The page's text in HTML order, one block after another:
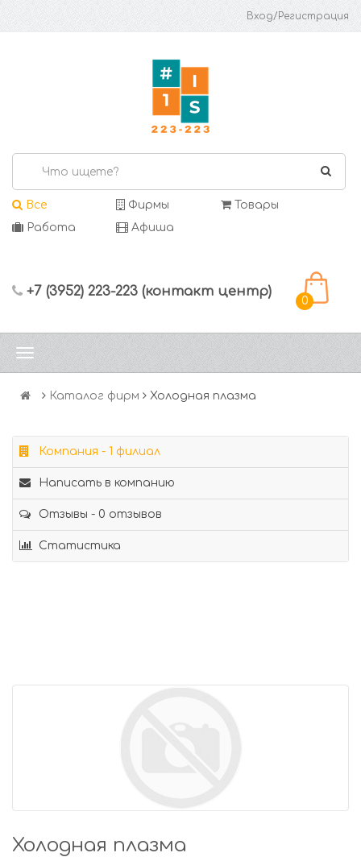
Вход/Регистрация
Все Фирмы
Товары
Работа
Афиша
+7 (3952) 223-223 (контакт центр)
0
Каталог фирм Холодная плазма
Компания - 1 филиал
Написать в компанию
Отзывы - 0 отзывов
Статистика
Холодная плазма